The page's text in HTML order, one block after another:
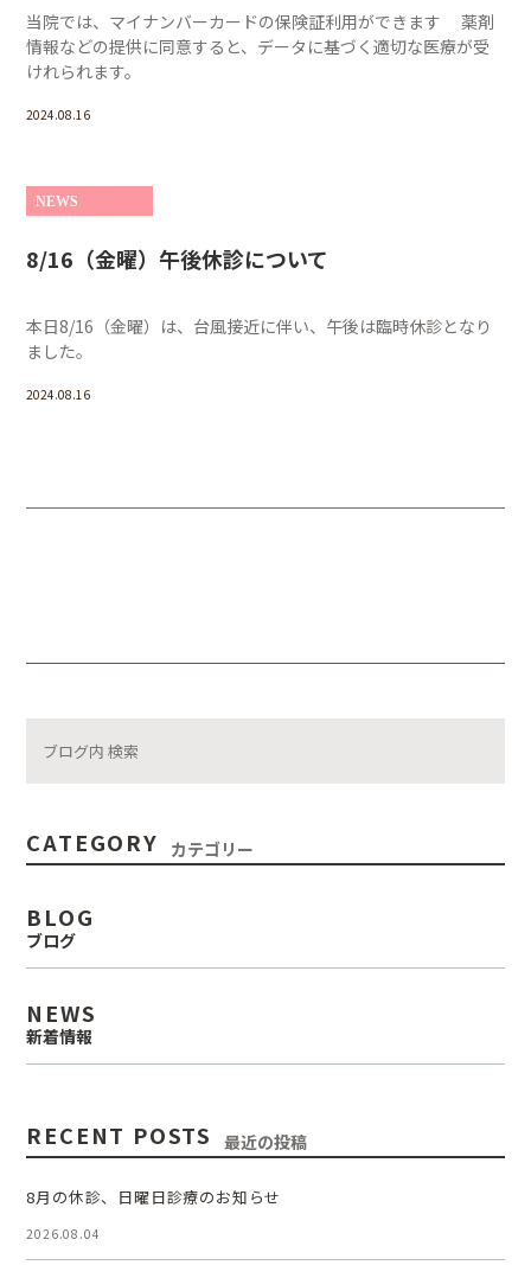
当院では、マイナンバーカードの保険証利用ができます 薬剤
情報などの提供に同意すると、データに基づく適切な医療が受
けれられます。
2024.08.16
NEWS
8/16（金曜）午後休診について
本日8/16（金曜）は、台風接近に伴い、午後は臨時休診となり
ました。
2024.08.16
CATEGORY カテゴリー
BLOG
ブログ
NEWS
新着情報
RECENT POSTS 最近の投稿
8月の休診、日曜日診療のお知らせ
2026.08.04